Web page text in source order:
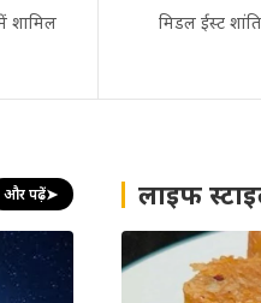
शामिल
मिडल ईस्ट
और पढ़ें➤ लाइफ